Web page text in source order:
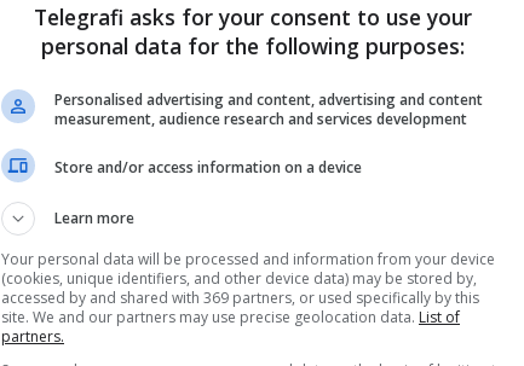
Telegrafi asks for your consent to use your
personal data for the following purposes:
Personalised advertising and content, advertising and content
measurement, audience research and services development
Store and/or access information on a device
Learn more
Your personal data will be processed and information from your device
(cookies, unique identifiers, and other device data) may be stored by,
accessed by and shared with 369 partners, or used specifically by this
site. We and our partners may use precise geolocation data. List of
partners.